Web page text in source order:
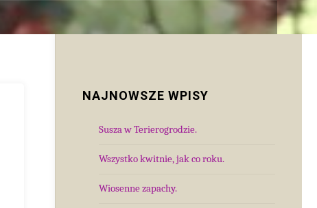
NAJNOWSZE WPISY
Susza w Terierogrodzie.
Wszystko kwitnie, jak co roku.
Wiosenne zapachy.